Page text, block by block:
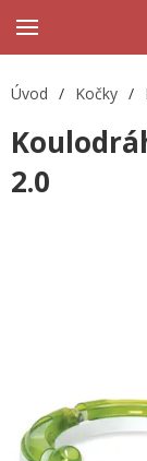
Úvod / Kočky /
2.0